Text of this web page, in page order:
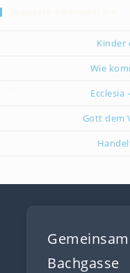
Kinder
Wie
Ecclesia
Gott dem
Bachgasse